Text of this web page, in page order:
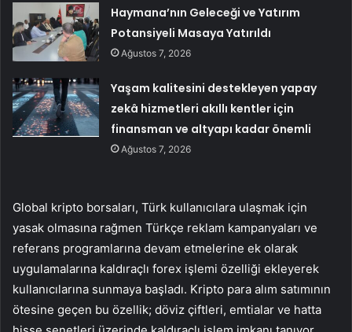
Haymana’nın Geleceği ve Yatırım
Potansiyeli Masaya Yatırıldı
Ağustos 7, 2026
Yaşam kalitesini destekleyen yapay
zekâ hizmetleri akıllı kentler için
finansman ve altyapı kadar önemli
Ağustos 7, 2026
Global kripto borsaları, Türk kullanıcılara ulaşmak için
yasak olmasına rağmen Türkçe reklam kampanyaları ve
referans programlarına devam etmelerine ek olarak
uygulamalarına kaldıraçlı forex işlemi özelliği ekleyerek
kullanıcılarına sunmaya başladı. Kripto para alım satımının
ötesine geçen bu özellik; döviz çiftleri, emtialar ve hatta